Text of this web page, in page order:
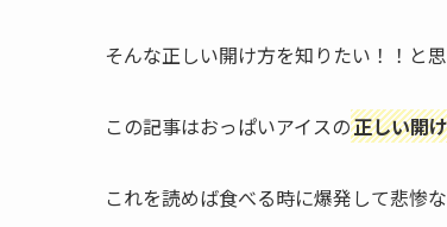
そんな正しい開け方を知りたい！！と思
この記事はおっぱいアイスの正しい開
これを読めば食べる時に爆発して悲惨